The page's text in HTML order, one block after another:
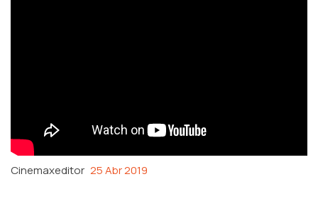
Cinemaxeditor 25 Abr 2019